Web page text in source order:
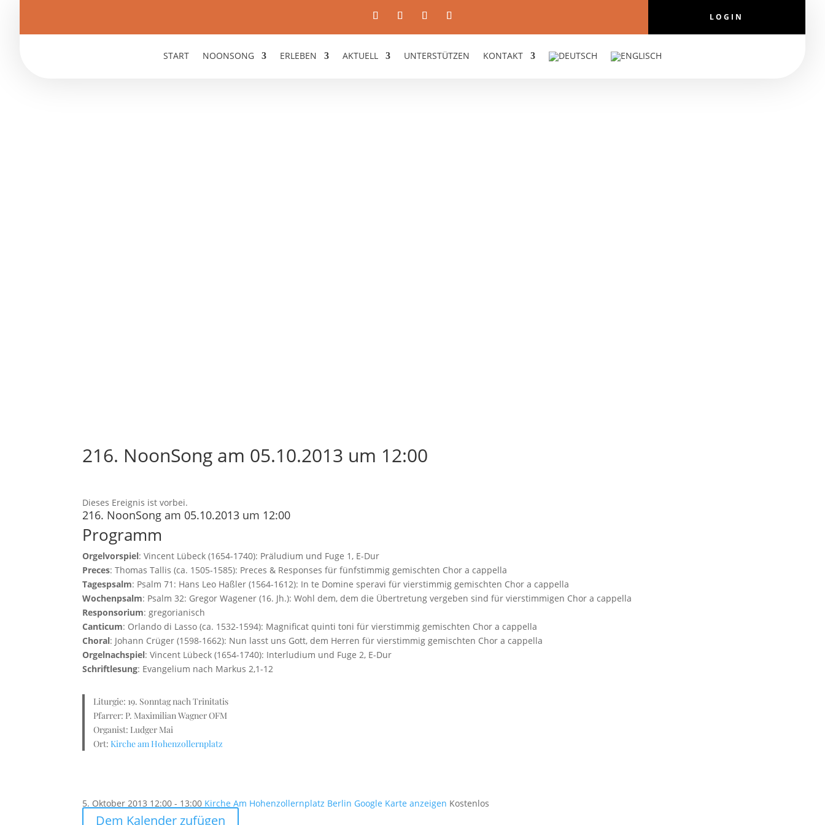
LOGIN
START NOONSONG ERLEBEN AKTUELL UNTERSTÜTZEN KONTAKT
216. NoonSong am 05.10.2013 um 12:00
Dieses Ereignis ist vorbei.
216. NoonSong am 05.10.2013 um 12:00
Programm
Orgelvorspiel: Vincent Lübeck (1654-1740): Präludium und Fuge 1, E-Dur
Preces: Thomas Tallis (ca. 1505-1585): Preces & Responses für fünfstimmig gemischten Chor a cappella
Tagespsalm: Psalm 71: Hans Leo Haßler (1564-1612): In te Domine speravi für vierstimmig gemischten Chor a cappella
Wochenpsalm: Psalm 32: Gregor Wagener (16. Jh.): Wohl dem, dem die Übertretung vergeben sind für vierstimmigen Chor a cappella
Responsorium: gregorianisch
Canticum: Orlando di Lasso (ca. 1532-1594): Magnificat quinti toni für vierstimmig gemischten Chor a cappella
Choral: Johann Crüger (1598-1662): Nun lasst uns Gott, dem Herren für vierstimmig gemischten Chor a cappella
Orgelnachspiel: Vincent Lübeck (1654-1740): Interludium und Fuge 2, E-Dur
Schriftlesung: Evangelium nach Markus 2,1-12
Liturgie: 19. Sonntag nach Trinitatis
Pfarrer: P. Maximilian Wagner OFM
Organist: Ludger Mai
Ort: Kirche am Hohenzollernplatz
5. Oktober 2013 12:00 - 13:00 Kirche Am Hohenzollernplatz Berlin Google Karte anzeigen Kostenlos
Dem Kalender zufügen